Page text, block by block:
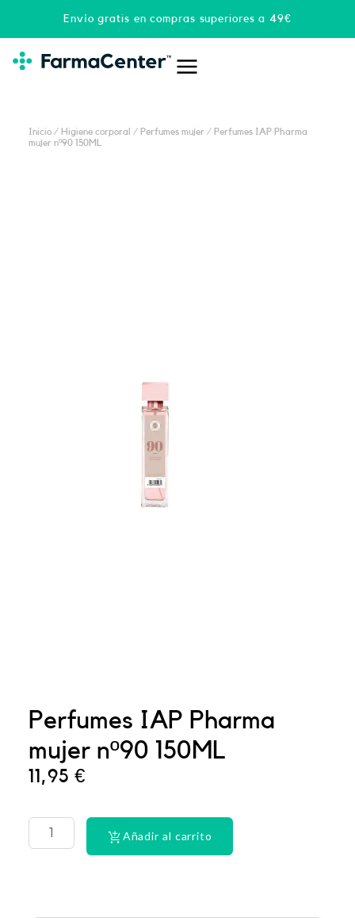
Envío gratis en compras superiores a 49€
Inicio / Higiene corporal / Perfumes mujer / Perfumes IAP Pharma
mujer nº90 150ML
Perfumes IAP Pharma
mujer nº90 150ML
11,95€
ULTRA
HEAT
PLUS
Añadir al carrito